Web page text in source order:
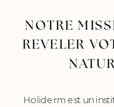
Holiderm est un
NOTRE
REVELER